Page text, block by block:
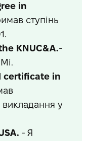
in
ступінь
KNUC&A.-
certificate in
викладання у
- Я